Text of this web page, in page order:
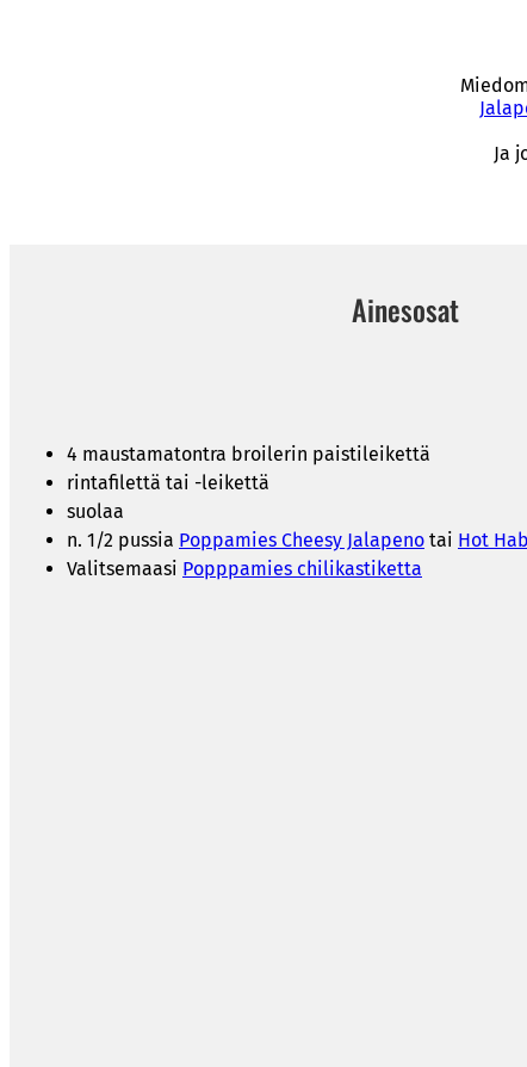
Ja
Ainesosat
4 maustamatontra broilerin paistileikettä
rintafilettä tai -leikettä
suolaa
n. 1/2 pussia Poppamies Cheesy Jalapeno tai Hot
Valitsemaasi Popppamies chilikastiketta